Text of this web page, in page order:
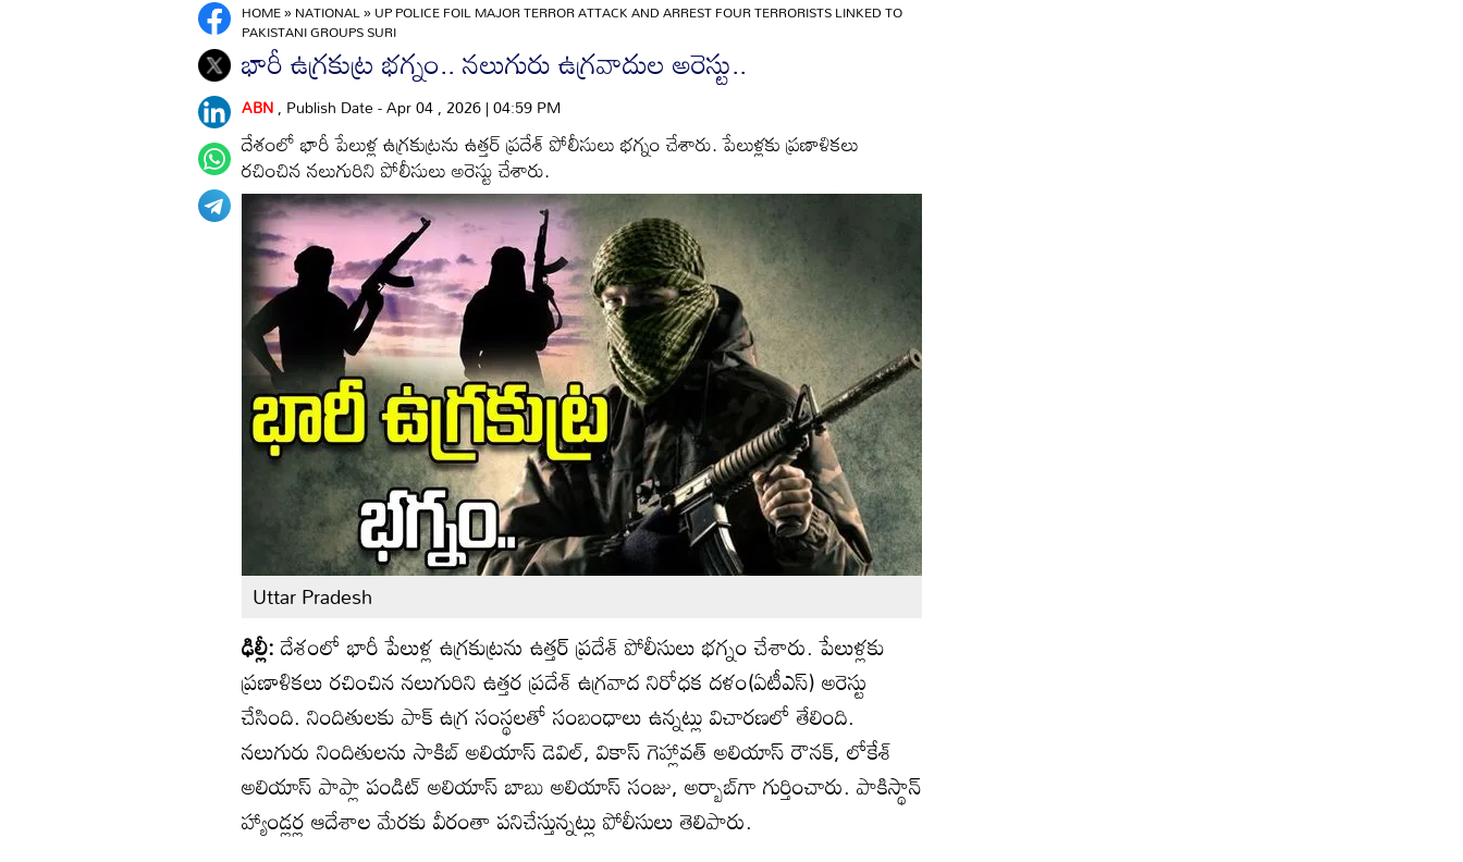
HOME»NATIONAL»UP POLICE FOIL MAJOR TERROR ATTACK AND ARREST FOUR TERRORISTS LINKED TO
PAKISTANI GROUPS SURI
భారీ ఉగ్రకుట్ర భగ్నం.. నలుగురు ఉగ్రవాదుల అరెస్టు..
ABN, Publish Date - Apr 04 , 2026 | 04:59 PM
దేశంలో భారీ పేలుళ్ల ఉగ్రకుట్రను ఉత్తర్ ప్రదేశ్ పోలీసులు భగ్నం చేశారు. పేలుళ్లకు ప్రణాళికలు
రచించిన నలుగురిని పోలీసులు అరెస్టు చేశారు.
Uttar Pradesh
ఢిల్లీ:దేశంలో భారీ పేలుళ్ల ఉగ్రకుట్రను ఉత్తర్ ప్రదేశ్ పోలీసులు భగ్నం చేశారు. పేలుళ్లకు
ప్రణాళికలు రచించిన నలుగురిని ఉత్తర ప్రదేశ్ ఉగ్రవాద నిరోధక దళం(ఏటీఎస్) అరెస్టు
చేసింది. నిందితులకు పాక్‌ ఉగ్ర సంస్థలతో సంబంధాలు ఉన్నట్లు విచారణలో తేలింది.
నలుగురు నిందితులను సాకిబ్ అలియాస్ డెవిల్, వికాస్ గెహ్లావత్ అలియాస్ రౌనక్, లోకేశ్
అలియాస్ పాప్లా పండిట్ అలియాస్ బాబు అలియాస్ సంజు, అర్బాబ్‌గా గుర్తించారు. పాకిస్థాన్
హ్యాండ్లర్ల ఆదేశాల మేరకు వీరంతా పనిచేస్తున్నట్లు పోలీసులు తెలిపారు.